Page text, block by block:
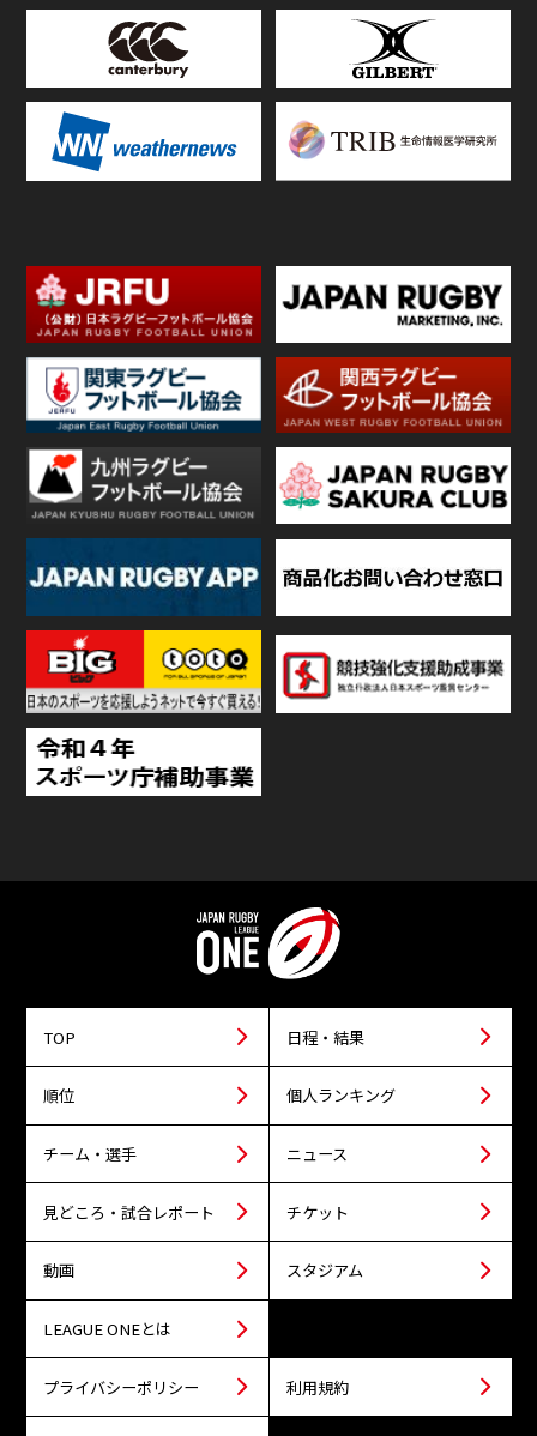
TOP 日程・結果
順位 個人ランキング
チーム・選手 ニュース
見どころ・試合レポート チケット
動画 スタジアム
LEAGUE ONEとは
プライバシーポリシー 利用規約